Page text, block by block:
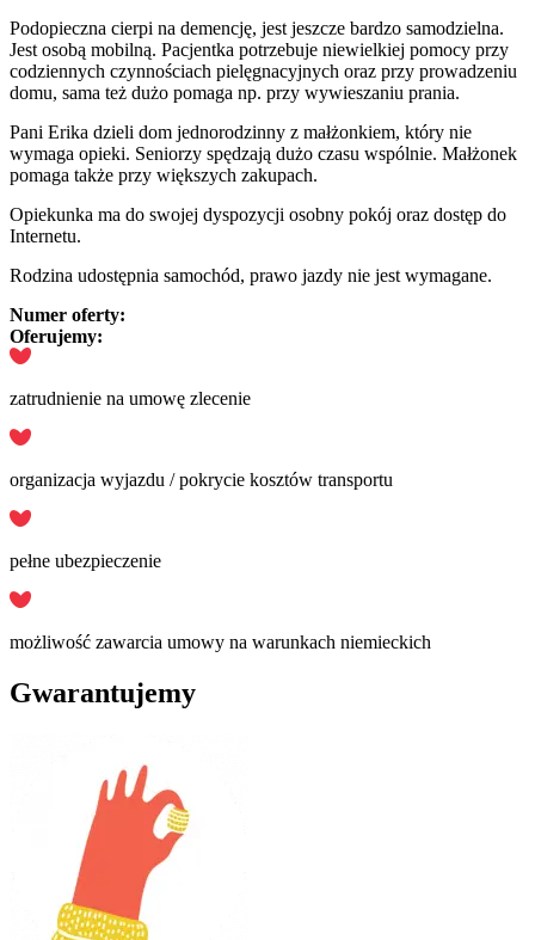
Podopieczna cierpi na demencję, jest jeszcze bardzo samodzielna.
Jest osobą mobilną. Pacjentka potrzebuje niewielkiej pomocy przy
codziennych czynnościach pielęgnacyjnych oraz przy prowadzeniu
domu, sama też dużo pomaga np. przy wywieszaniu prania.
Pani Erika dzieli dom jednorodzinny z małżonkiem, który nie
wymaga opieki. Seniorzy spędzają dużo czasu wspólnie. Małżonek
pomaga także przy większych zakupach.
Opiekunka ma do swojej dyspozycji osobny pokój oraz dostęp do
Internetu.
Rodzina udostępnia samochód, prawo jazdy nie jest wymagane.
Numer oferty:
Oferujemy:
zatrudnienie na umowę zlecenie
organizacja wyjazdu / pokrycie kosztów transportu
pełne ubezpieczenie
możliwość zawarcia umowy na warunkach niemieckich
Gwarantujemy